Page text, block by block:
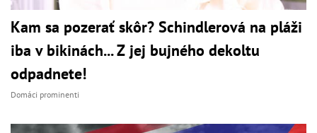
Kam sa pozerať skôr? Schindlerová na pláži
iba v bikinách... Z jej bujného dekoltu
odpadnete!
Domáci prominenti